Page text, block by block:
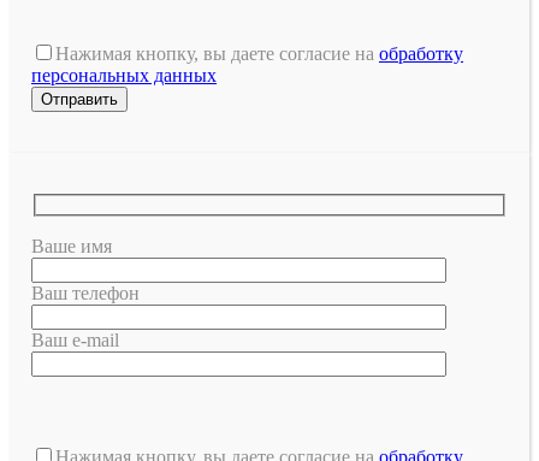
Нажимая кнопку, вы даете согласие на обработку
персональных данных
Ваше имя
Ваш телефон
Ваш e-mail
это